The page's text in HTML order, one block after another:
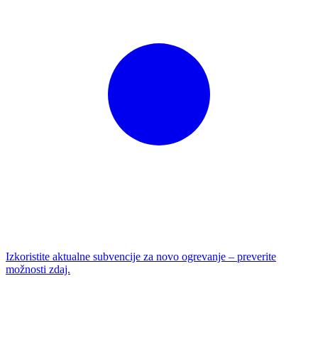
Izkoristite aktualne subvencije za novo ogrevanje – preverite
možnosti zdaj.